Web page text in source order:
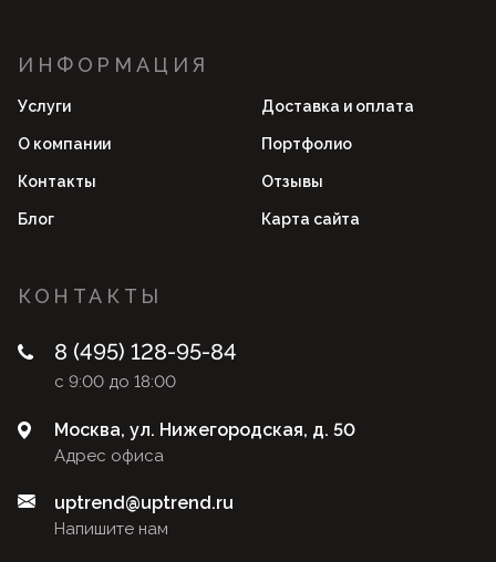
ИНФОРМАЦИЯ
Услуги Доставка и оплата
О компании Портфолио
Контакты Отзывы
Блог Карта сайта
КОНТАКТЫ
8 (495) 128-95-84
с 9:00 до 18:00
Адрес офиса
Москва, ул. Нижегородская, д. 50
Напишите нам
uptrend@uptrend.ru